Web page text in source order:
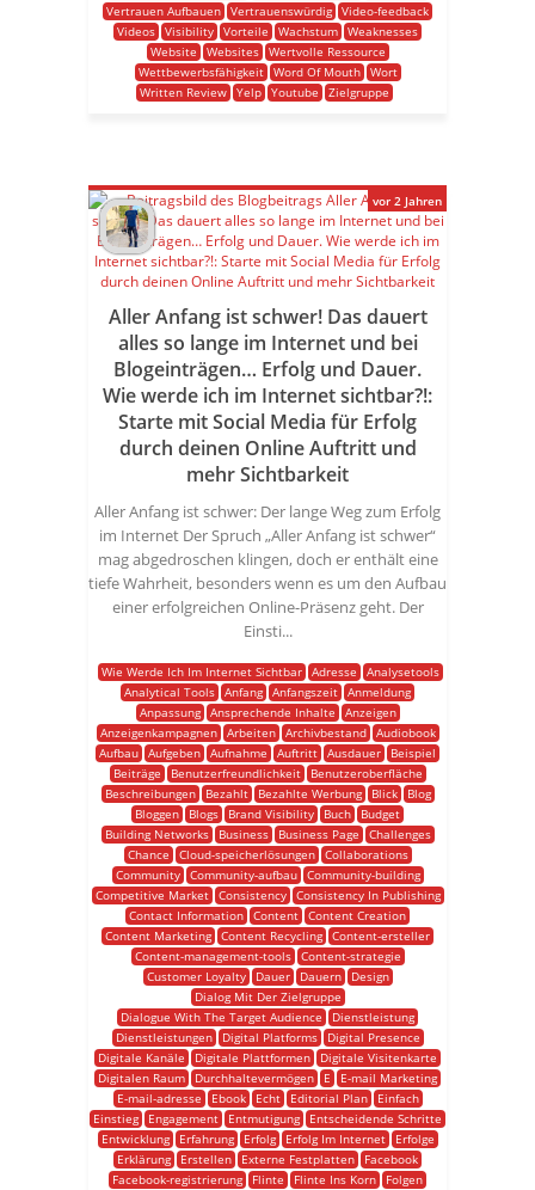
Vertrauen Aufbauen Vertrauenswürdig Video-feedback
Videos Visibility Vorteile Wachstum Weaknesses
Website
Websites
Wertvolle Ressource
Wettbewerbsfähigkeit
Word Of Mouth
Wort
Written Review Yelp Youtube Zielgruppe
Aller Anfang ist schwer! Das dauert
alles so lange im Internet und bei
Blogeinträgen… Erfolg und Dauer.
Wie werde ich im Internet sichtbar?!:
Starte mit Social Media für Erfolg
durch deinen Online Auftritt und
mehr Sichtbarkeit
Aller Anfang ist schwer: Der lange Weg zum Erfolg
im Internet Der Spruch „Aller Anfang ist schwer“
mag abgedroschen klingen, doch er enthält eine
tiefe Wahrheit, besonders wenn es um den Aufbau
einer erfolgreichen Online-Präsenz geht. Der
Einsti...
Wie Werde Ich Im Internet Sichtbar Adresse
Analysetools
Analytical Tools Anfang Anfangszeit Anmeldung
Anpassung
Ansprechende Inhalte
Anzeigen
Anzeigenkampagnen
Arbeiten Archivbestand
Audiobook
Aufbau Aufgeben Aufnahme Auftritt Ausdauer
Beispiel
Beiträge
Benutzerfreundlichkeit
Benutzeroberfläche
Beschreibungen
Bezahlt Bezahlte Werbung Blick
Blog
Bloggen
Blogs Brand Visibility Buch
Budget
Building Networks
Business Business Page
Challenges
Chance
Cloud-speicherlösungen
Collaborations
Community
Community-aufbau
Community-building
Competitive Market
Consistency
Consistency In Publishing
Contact Information Content Content Creation
Content Marketing Content Recycling Content-ersteller
Content-management-tools
Content-strategie
Customer Loyalty
Dauer Dauern
Design
Dialog Mit Der Zielgruppe
Dialogue With The Target Audience
Dienstleistung
Dienstleistungen
Digital Platforms
Digital Presence
Digitale Kanäle
Digitale Plattformen
Digitale Visitenkarte
Digitalen Raum
Durchhaltevermögen E
E-mail Marketing
E-mail-adresse
Ebook Echt Editorial Plan
Einfach
Einstieg
Engagement Entmutigung
Entscheidende Schritte
Entwicklung
Erfahrung Erfolg Erfolg Im Internet
Erfolge
Erklärung
Erstellen Externe Festplatten
Facebook
Facebook-registrierung
Flinte Flinte Ins Korn
Folgen
vor 2 Jahren